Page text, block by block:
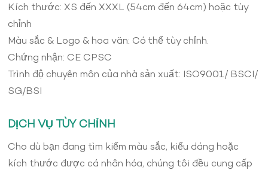
Kích thước: XS đến XXXL (54cm đến 64cm) hoặc tùy
chỉnh
Màu sắc & Logo & hoa văn: Có thể tùy chỉnh.
Chứng nhận: CE CPSC
Trình độ chuyên môn của nhà sản xuất: ISO9001/ BSCI/
SG/BSI
DỊCH VỤ TÙY CHỈNH
Cho dù bạn đang tìm kiếm màu sắc, kiểu dáng hoặc
kích thước được cá nhân hóa, chúng tôi đều cung cấp